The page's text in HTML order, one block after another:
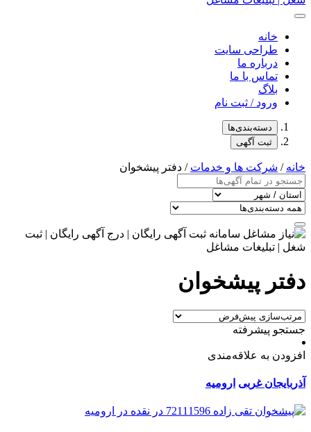
خانه
طراحی سایت
درباره ما
تماس با ما
بلاگ
ورود / ثبت نام
دسته‌بندی‌ها
ثبت آگهی
خانه / شرکت ها و خدمات / دفتر پیشخوان
دفتر پیشخوان
جستجو پیشرفته
افزودن به علاقه‌مندی
آذربایجان غربی ارومیه